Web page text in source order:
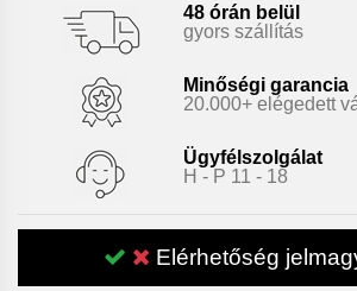
48 órán belül
gyors szállítás
Minőségi garancia
20.000+ elégedett
Ügyfélszolgálat
H - P 11 - 18
Elérhetőség